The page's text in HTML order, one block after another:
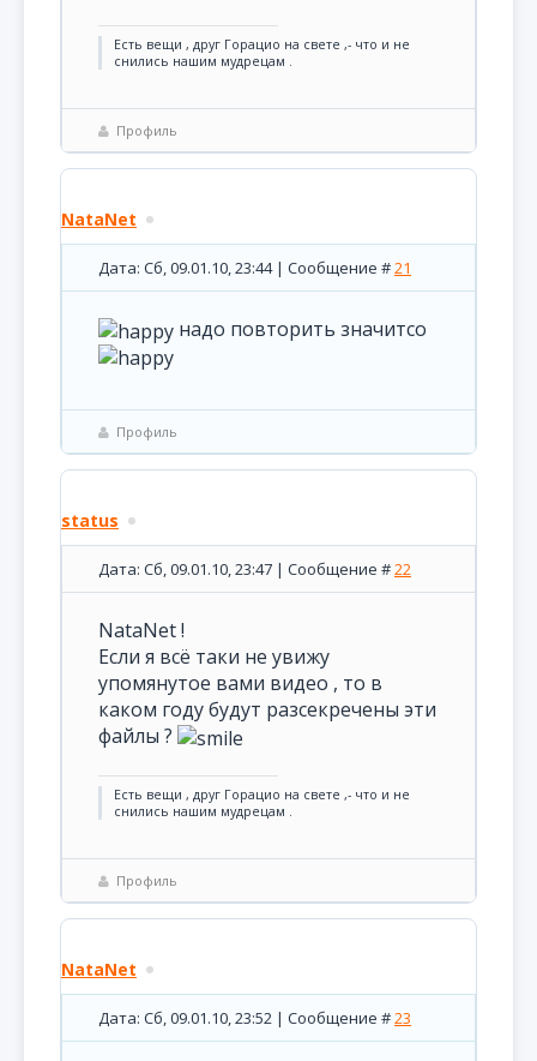
Есть вещи , друг Горацио на свете ,- что и не
снились нашим мудрецам .
Профиль
NataNet
Дата: Сб, 09.01.10, 23:44 | Сообщение #21
надо повторить значитсо
Профиль
status
Дата: Сб, 09.01.10, 23:47 | Сообщение #22
NataNet !
Если я всё таки не увижу
упомянутое вами видео , то в
каком году будут разсекречены эти
файлы ?
Есть вещи , друг Горацио на свете ,- что и не
снились нашим мудрецам .
Профиль
NataNet
Дата: Сб, 09.01.10, 23:52 | Сообщение #23